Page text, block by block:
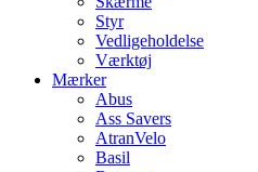
Styr
Vedligeholdelse
Værktøj
Mærker
Abus
Ass Savers
AtranVelo
Basil